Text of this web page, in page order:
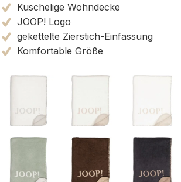
Kuschelige Wohndecke
JOOP! Logo
gekettelte Zierstich-Einfassung
Komfortable Größe